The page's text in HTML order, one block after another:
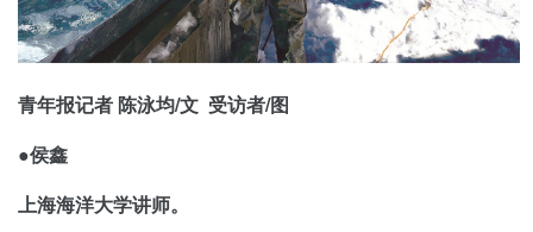
青年报记者 陈泳均/文 受访者/图
●侯鑫
上海海洋大学讲师。